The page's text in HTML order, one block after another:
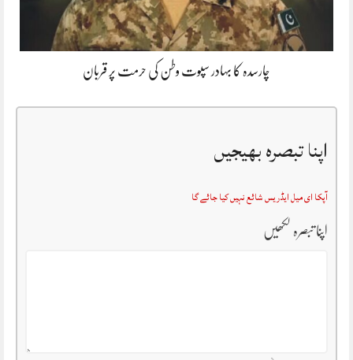
چارسدہ کا بہادر سپوت وطن کی حرمت پر قربان
اپنا تبصرہ بھیجیں
آپکا ای میل ایڈریس شائع نہیں کیا جائے گا
اپنا تبصرہ لکھیں